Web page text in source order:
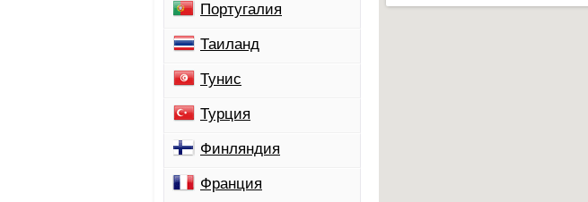
Португалия
Таиланд
Тунис
Турция
Финляндия
Франция